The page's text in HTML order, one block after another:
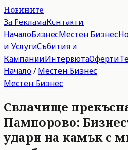
Новините
За РекламаКонтакти
НачалоБизнесМестен Бизнес
и УслугиСъбития и
КампанииИнтервютаОферти
Начало/ Местен Бизнес
Местен Бизнес
Свлачище
Пампорово:
удари на камък с